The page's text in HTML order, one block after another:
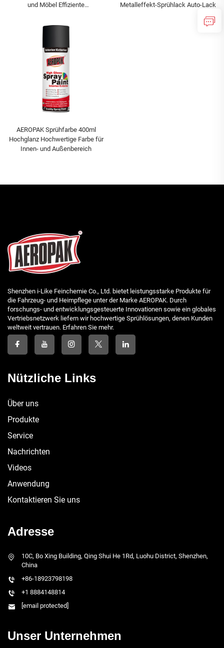
und Möbel Effiziente
Metalleffekt-Sprühlack Auto-Lack
AEROPAK Sprühfarbe 400ml
Hochglanz Hochwertige Farbe für
Innen- und Außenbereich
Shenzhen i-Like Feinchemie Co., Ltd. bietet leistungsstarke Produkte für
die Fahrzeug- und Heimpflege unter der Marke AEROPAK. Durch
forschungs- und entwicklungsgesteuerte Innovationen sowie ein globales
Vertriebsnetzwerk liefern wir hochwertige Sprühlösungen, denen Kunden
weltweit vertrauen. Erfahren Sie mehr.
Nützliche Links
Über uns
Produkte
Service
Nachrichten
Videos
Anwendung
Kontaktieren Sie uns
Adresse
10C, Bo Xing Building, Qing Shui He 1Rd, Luohu District, Shenzhen,
China
+86-18923798198
+1 8884148814
[email protected]
Unser Unternehmen